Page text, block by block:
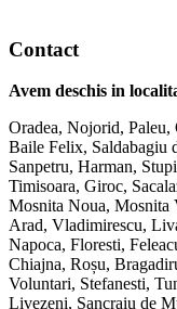
Contact
Avem deschis in
Oradea, Nojorid, Paleu,
Baile Felix, Saldabagiu
Sanpetru, Harman,
Timisoara, Giroc,
Mosnita Noua, Mosnita
Arad, Vladimirescu,
Napoca, Floresti,
Chiajna, Roșu,
Voluntari, Stefanesti,
Livezeni, Sancraiu de